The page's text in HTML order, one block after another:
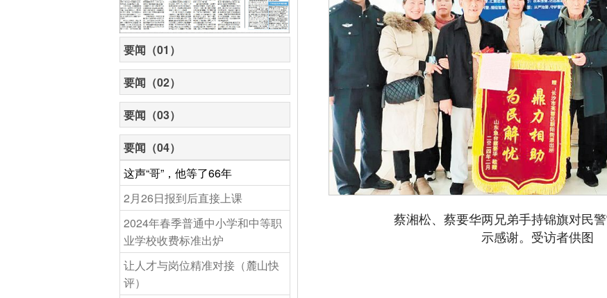
要闻（01）
要闻（02）
要闻（03）
要闻（04）
这声“哥”，他等了66年
2月26日报到后直接上课
2024年春季普通中小学和中等职
业学校收费标准出炉
让人才与岗位精准对接（麓山快
评）
蔡湘松、蔡要华两兄弟手持锦旗对民警
示感谢。受访者供图